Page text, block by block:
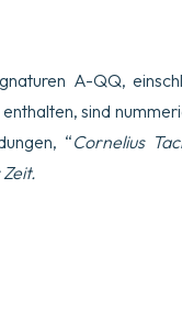
A-QQ,
sind
“Cornelius